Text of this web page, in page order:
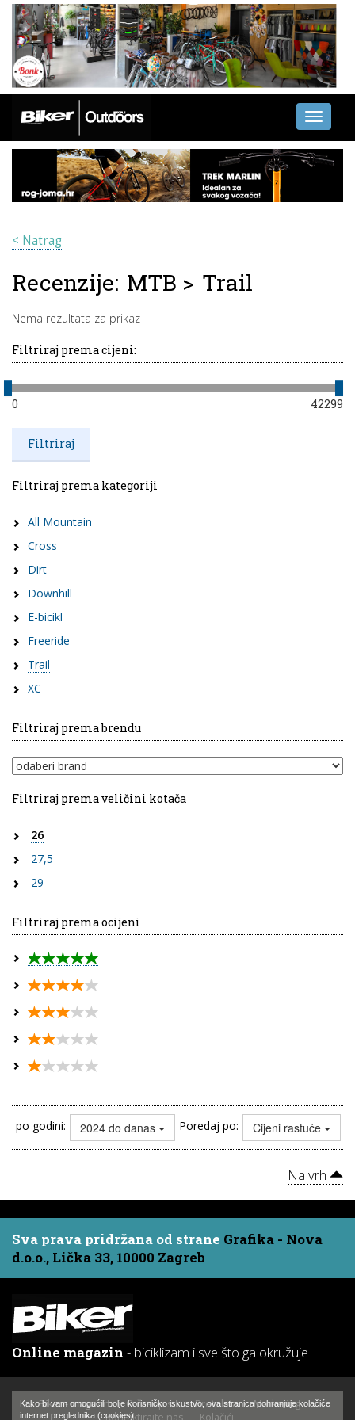
Toggle
< Natrag
Recenzije: MTB > Trail
Nema rezultata za prikaz
Filtriraj prema cijeni:
0 42299
Filtriraj prema kategoriji
All Mountain
Cross
Dirt
Downhill
E-bicikl
Freeride
Trail
XC
Filtriraj prema brendu
Filtriraj prema veličini kotača
26
27,5
29
Filtriraj prema ocijeni
po godini: 2024 do danas Poredaj po: Cijeni rastuće
Na vrh
Sva prava pridržana od strane Grafika - Nova
d.o.o., Lička 33, 10000 Zagreb
Online magazin - biciklizam i sve što ga okružuje
Biker - magazin O časopisu Pretplata
Marketing
Kontaktirajte nas
Kolačići
Kako bi vam omogućili bolje korisničko iskustvo, ova stranica pohranjuje kolačiće
internet preglednika (cookies).